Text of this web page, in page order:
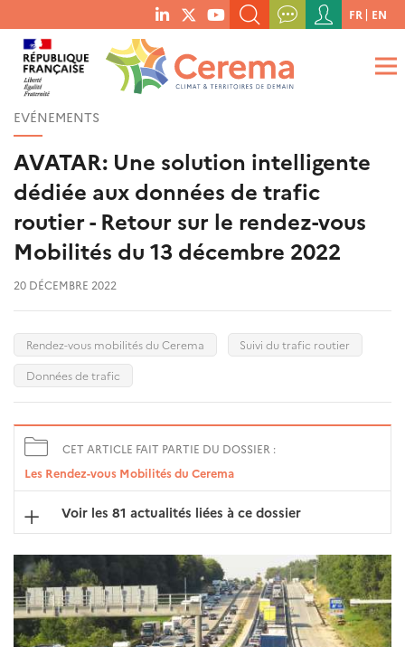
menu
social
links
RECHERCHER UN MOT-CLÉ, UNE PUBLICATION, ETC.
QUE RECHERCHEZ-VOUS ?
Menu
du
compte
de
FR EN
EVÉNEMENTS
AVATAR: Une solution intelligente
dédiée aux données de trafic
routier - Retour sur le rendez-vous
Mobilités du 13 décembre 2022
20 DÉCEMBRE 2022
Rendez-vous mobilités du Cerema
Suivi du trafic routier
Données de trafic
CET ARTICLE FAIT PARTIE DU DOSSIER :
Les Rendez-vous Mobilités du Cerema
Voir les 81 actualités liées à ce dossier